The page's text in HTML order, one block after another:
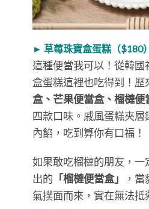
► 草莓珠寶盒蛋糕（$180）
這種便當我可以！從韓國
盒蛋糕這裡也吃得到！歷
盒、芒果便當盒、榴槤便
四款口味。戚風蛋糕夾
內餡，吃到算你有口福！
如果敢吃榴槤的朋友，
出的 「榴槤便當盒」
，
氣撲面而來，實在無法抵